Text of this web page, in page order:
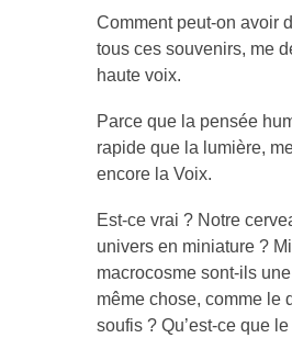
Comment peut-on avoir
tous ces souvenirs, me
haute voix.
Parce que la pensée
rapide que la lumière,
encore la Voix.
Est-ce vrai ? Notre
univers en miniature ?
macrocosme sont-ils
même chose, comme le
soufis ? Qu’est-ce que